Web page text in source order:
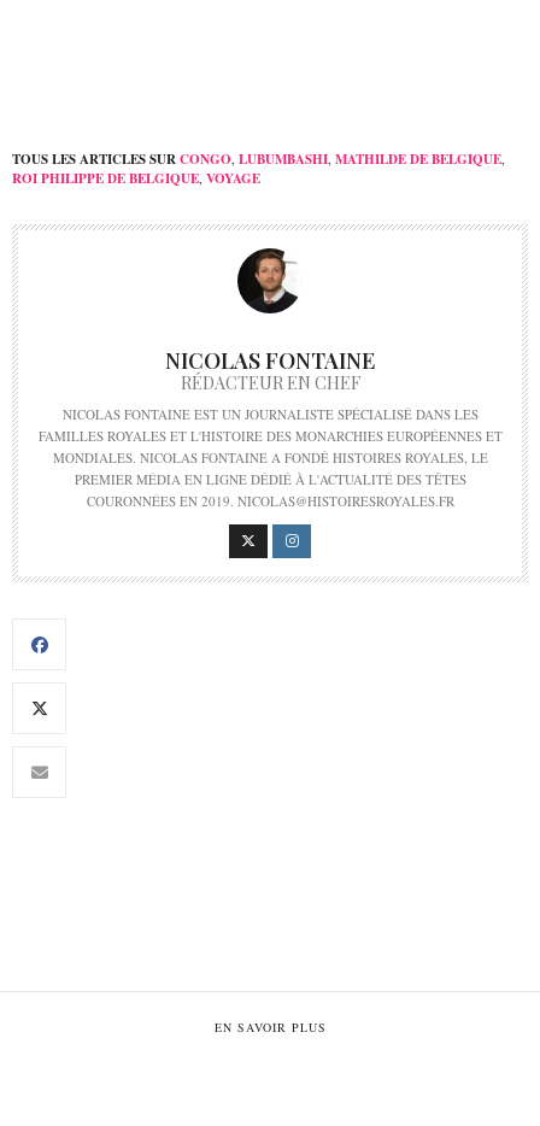
TOUS LES ARTICLES SURCONGO, LUBUMBASHI, MATHILDE DE BELGIQUE,
ROI PHILIPPE DE BELGIQUE, VOYAGE
NICOLAS FONTAINE
RÉDACTEUR EN CHEF
NICOLAS FONTAINE EST UN JOURNALISTE SPÉCIALISÉ DANS LES
FAMILLES ROYALES ET L'HISTOIRE DES MONARCHIES EUROPÉENNES ET
MONDIALES. NICOLAS FONTAINE A FONDÉ HISTOIRES ROYALES, LE
PREMIER MÉDIA EN LIGNE DÉDIÉ À L'ACTUALITÉ DES TÊTES
COURONNÉES EN 2019. NICOLAS@HISTOIRESROYALES.FR
EN SAVOIR PLUS